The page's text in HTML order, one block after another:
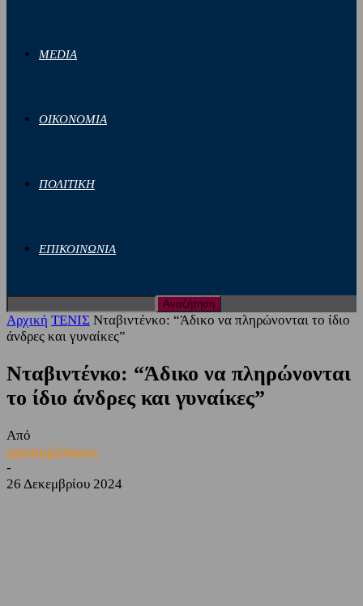
MEDIA
ΟΙΚΟΝΟΜΙΑ
ΠΟΛΙΤΙΚΗ
ΕΠΙΚΟΙΝΩΝΙΑ
Αρχική ΤΕΝΙΣ Νταβιντένκο: “Άδικο να πληρώνονται το ίδιο
άνδρες και γυναίκες”
Νταβιντένκο: “Άδικο να πληρώνονται
το ίδιο άνδρες και γυναίκες”
Από
sporting24news
-
26 Δεκεμβρίου 2024